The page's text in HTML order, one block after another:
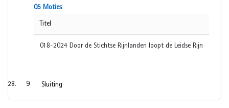
05 Moties
Titel
018-2024 Door de Stichtse Rijnlanden loopt de Leidse Rijn
9 Sluiting